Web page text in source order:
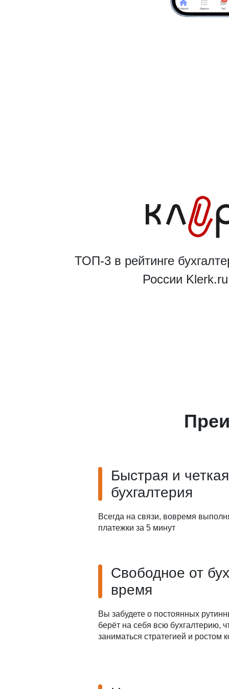
ТОП-3 в рейтинге
России
Быстрая и четкая
бухгалтерия
Всегда на связи, вовремя
платежки за 5 минут
Свободное от
время
Вы забудете о постоянных
берёт на себя всю бухгалтерию,
заниматься стратегией и ростом